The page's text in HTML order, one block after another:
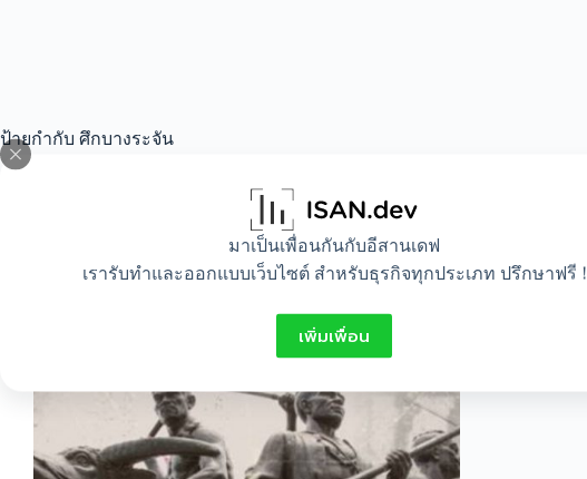
มาเป็นเพื่อนกันกับอีสานเดฟ
เรารับทำและออกแบบเว็บไซต์ สำหรับธุรกิจทุกประเภท ปรึกษาฟรี !
เพิ่มเพื่อน
ป้ายกำกับ ศึกบางระจัน